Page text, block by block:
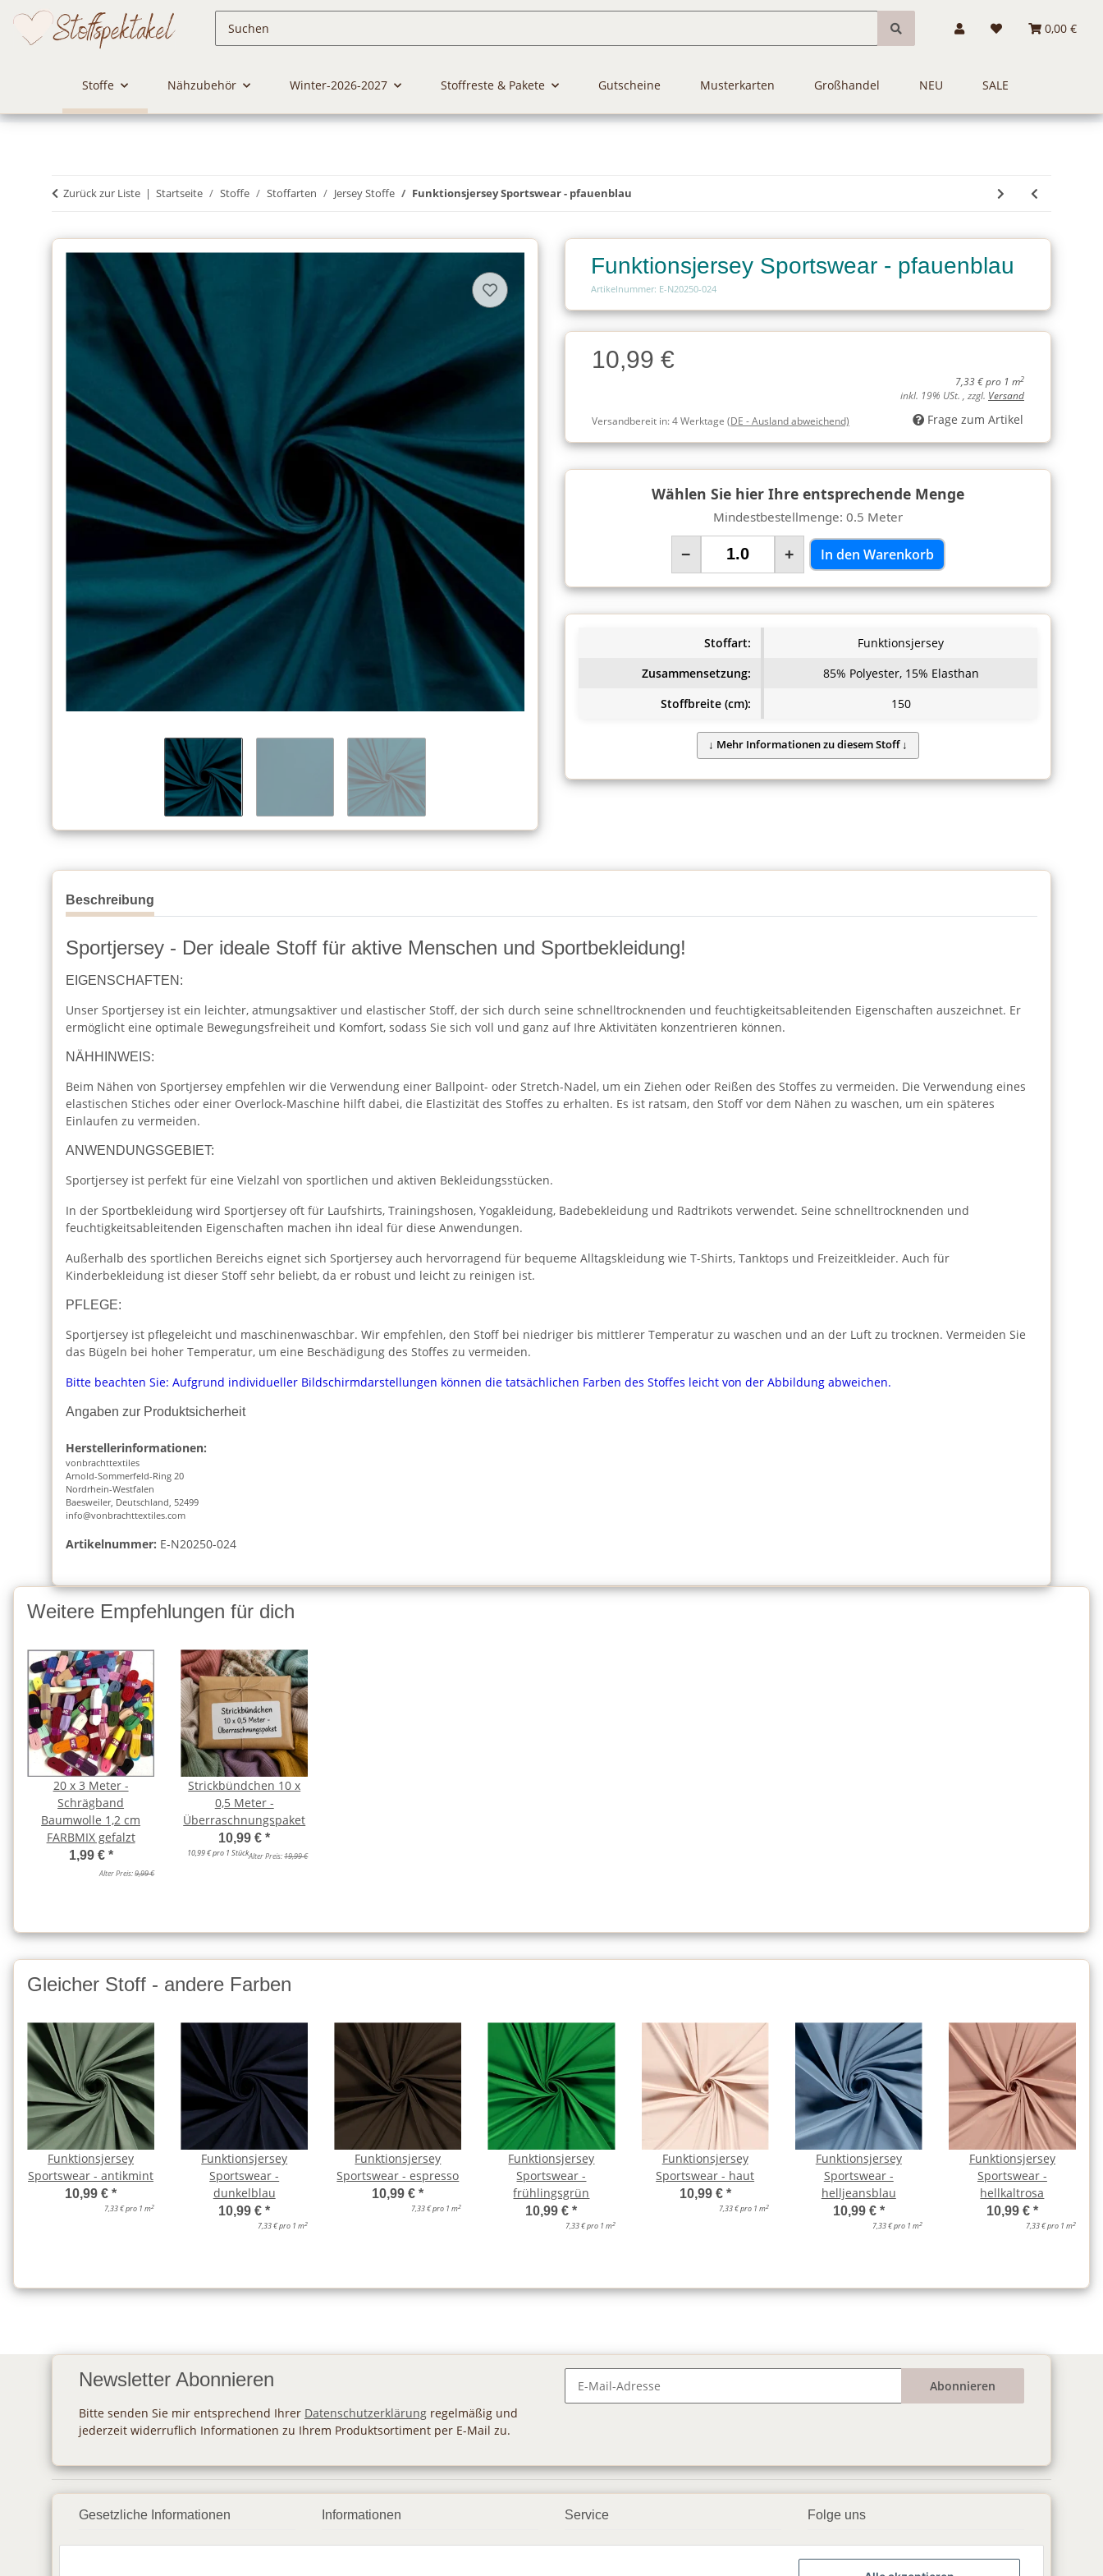
0,00 €
Stoffe Nähzubehör Winter-2026-2027 Stoffreste & Pakete Gutscheine Musterkarten Großhandel NEU SALE
Zurück zur Liste Startseite Stoffe Stoffarten Jersey Stoffe Funktionsjersey Sportswear - pfauenblau
Funktionsjersey Sportswear - pfauenblau
Artikelnummer: E-N20250-024
Charge
Charge10,99 €
7,33 € pro 1 m2
inkl. 19% USt. , zzgl. Versand
Versandbereit in:4 Werktage (DE - Ausland abweichend) Frage zum Artikel
Wählen Sie hier Ihre entsprechende Menge
Mindestbestellmenge: 0.5 Meter
− + In den Warenkorb
Stoffart:
Funktionsjersey
Zusammensetzung:
85% Polyester, 15% Elasthan
Stoffbreite (cm):
150
Beschreibung
Sportjersey - Der ideale Stoff für aktive Menschen und Sportbekleidung!
EIGENSCHAFTEN:
Unser Sportjersey ist ein leichter, atmungsaktiver und elastischer Stoff, der sich durch seine schnelltrocknenden und feuchtigkeitsableitenden Eigenschaften auszeichnet. Er
ermöglicht eine optimale Bewegungsfreiheit und Komfort, sodass Sie sich voll und ganz auf Ihre Aktivitäten konzentrieren können.
NÄHHINWEIS:
Beim Nähen von Sportjersey empfehlen wir die Verwendung einer Ballpoint- oder Stretch-Nadel, um ein Ziehen oder Reißen des Stoffes zu vermeiden. Die Verwendung eines
elastischen Stiches oder einer Overlock-Maschine hilft dabei, die Elastizität des Stoffes zu erhalten. Es ist ratsam, den Stoff vor dem Nähen zu waschen, um ein späteres
Einlaufen zu vermeiden.
ANWENDUNGSGEBIET:
Sportjersey ist perfekt für eine Vielzahl von sportlichen und aktiven Bekleidungsstücken.
In der Sportbekleidung wird Sportjersey oft für Laufshirts, Trainingshosen, Yogakleidung, Badebekleidung und Radtrikots verwendet. Seine schnelltrocknenden und
feuchtigkeitsableitenden Eigenschaften machen ihn ideal für diese Anwendungen.
Außerhalb des sportlichen Bereichs eignet sich Sportjersey auch hervorragend für bequeme Alltagskleidung wie T-Shirts, Tanktops und Freizeitkleider. Auch für
Kinderbekleidung ist dieser Stoff sehr beliebt, da er robust und leicht zu reinigen ist.
PFLEGE:
Sportjersey ist pflegeleicht und maschinenwaschbar. Wir empfehlen, den Stoff bei niedriger bis mittlerer Temperatur zu waschen und an der Luft zu trocknen. Vermeiden Sie
das Bügeln bei hoher Temperatur, um eine Beschädigung des Stoffes zu vermeiden.
Bitte beachten Sie: Aufgrund individueller Bildschirmdarstellungen können die tatsächlichen Farben des Stoffes leicht von der Abbildung abweichen.
Angaben zur Produktsicherheit
Herstellerinformationen:
vonbrachttextiles
Arnold-Sommerfeld-Ring 20
Nordrhein-Westfalen
Baesweiler, Deutschland, 52499
info@vonbrachttextiles.com
Artikelnummer: E-N20250-024
Weitere Empfehlungen für dich
20 x 3 Meter -
Schrägband
Baumwolle 1,2 cm
FARBMIX gefalzt
1,99 € *
Alter Preis:9,99 €
Strickbündchen 10 x
0,5 Meter -
Überraschnungspaket
10,99 €*
10,99 € pro 1 StückAlter Preis:19,99 €
Gleicher Stoff - andere Farben
Funktionsjersey
Sportswear - antikmint
10,99 €*
7,33 € pro 1 m2
Funktionsjersey
Sportswear -
dunkelblau
10,99 €*
7,33 € pro 1 m2
Funktionsjersey
Sportswear - espresso
10,99 €*
7,33 € pro 1 m2
Funktionsjersey
Sportswear -
frühlingsgrün
10,99 €*
7,33 € pro 1 m2
Funktionsjersey
Sportswear - haut
10,99 € *
7,33 € pro 1 m2
Funktionsjersey
Sportswear -
helljeansblau
10,99 € *
7,33 € pro 1 m2
Funktionsjersey
Sportswear -
hellkaltrosa
10,99 € *
7,33 € pro 1 m2
Newsletter Abonnieren
Bitte senden Sie mir entsprechend Ihrer Datenschutzerklärung regelmäßig und
jederzeit widerruflich Informationen zu Ihrem Produktsortiment per E-Mail zu.
Abonnieren
Gesetzliche Informationen Informationen Service Folge uns
▶️ YouTube